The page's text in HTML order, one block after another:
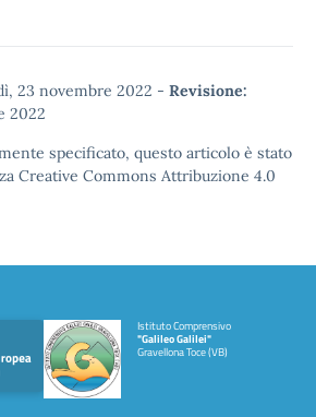
23 novembre 2022 - Revisione:
2022
specificato, questo articolo è stato
Creative Commons Attribuzione 4.0
Istituto Comprensivo
"Galileo Galilei"
Gravellona Toce (VB)